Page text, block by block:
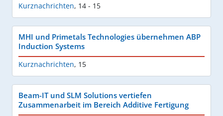
Kurznachrichten, 14 - 15
MHI und Primetals Technologies übernehmen ABP
Induction Systems
Kurznachrichten, 15
Beam-IT und SLM Solutions vertiefen
Zusammenarbeit im Bereich Additive Fertigung